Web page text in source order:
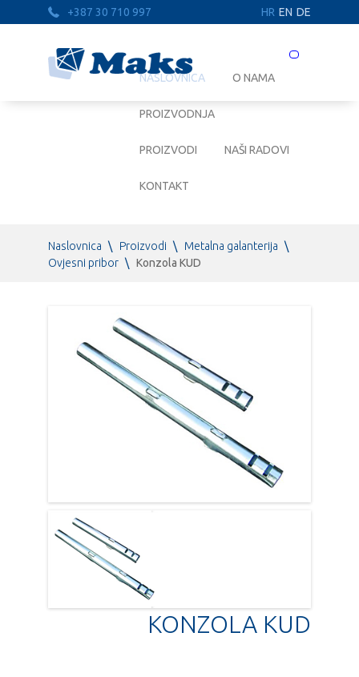
+387 30 710 997 HR EN DE
Prebaci
NASLOVNICA O NAMA
PROIZVODNJA
PROIZVODI NAŠI RADOVI
KONTAKT
Naslovnica \ Proizvodi \ Metalna galanterija \
Ovjesni pribor \ Konzola KUD
KONZOLA KUD